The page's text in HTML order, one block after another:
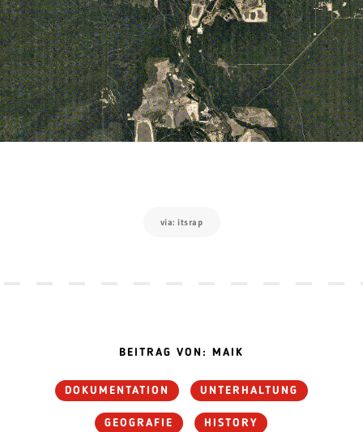
via: itsrap
BEITRAG VON: MAIK
DOKUMENTATION UNTERHALTUNG
GEOGRAFIE HISTORY